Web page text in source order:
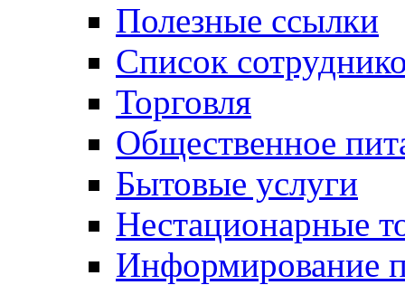
Полезные ссылки
Список
Торговля
Общественное
Бытовые услуги
Нестационарные
Информирование